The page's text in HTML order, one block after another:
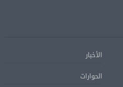
الأخبار
الحوارات